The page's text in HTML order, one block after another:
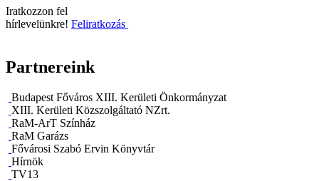
Iratkozzon fel
hírlevelünkre! Feliratkozás
Partnereink
Budapest Főváros XIII. Kerületi Önkormányzat
XIII. Kerületi Közszolgáltató NZrt.
RaM-ArT Színház
RaM Garázs
Fővárosi Szabó Ervin Könyvtár
Hírnök
TV13